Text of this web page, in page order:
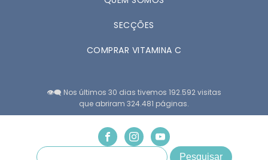
SECÇÕES
COMPRAR VITAMINA C
👁️‍🗨️ Nos últimos 30 dias tivemos 192.592 visitas
que abriram 324.481 páginas.